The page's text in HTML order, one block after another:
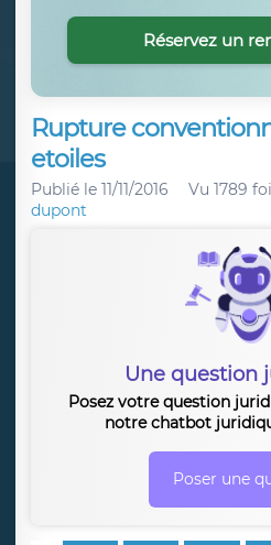
Rupture
etoiles
Publié le 11/11/2016 Vu 1789
dupont
Une question
Posez votre question
notre chatbot
Poser une
Réservez un